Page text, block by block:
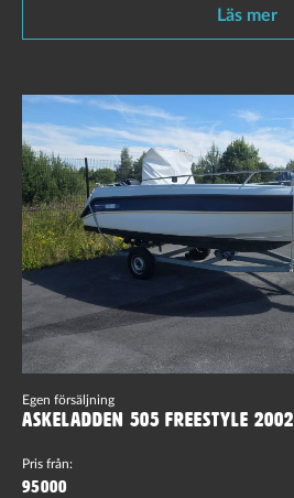
Läs mer
Egen försäljning
Askeladden 505 Freestyle 2002
Pris från:
95000